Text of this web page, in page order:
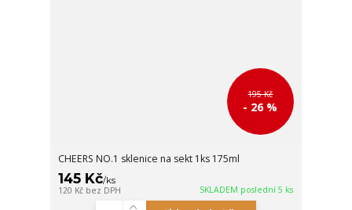
195 Kč
- 26 %
CHEERS NO.1 sklenice na sekt 1ks 175ml
145 Kč/ks
120 Kč bez DPH SKLADEM poslední 5 ks